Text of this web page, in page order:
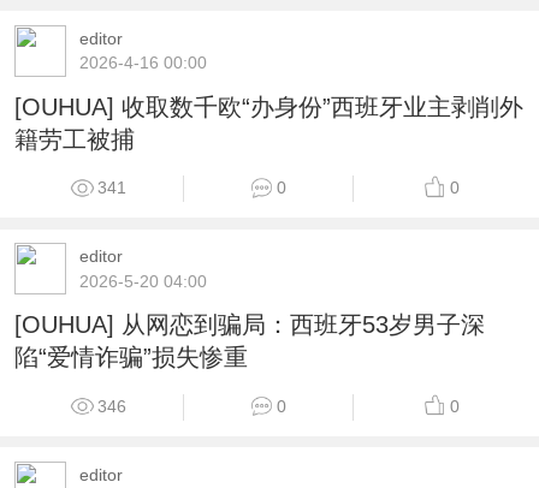
editor
2026-4-16 00:00
[OUHUA] 收取数千欧“办身份”西班牙业主剥削外
籍劳工被捕
341 0 0
editor
2026-5-20 04:00
[OUHUA] 从网恋到骗局：西班牙53岁男子深
陷“爱情诈骗”损失惨重
346 0 0
editor